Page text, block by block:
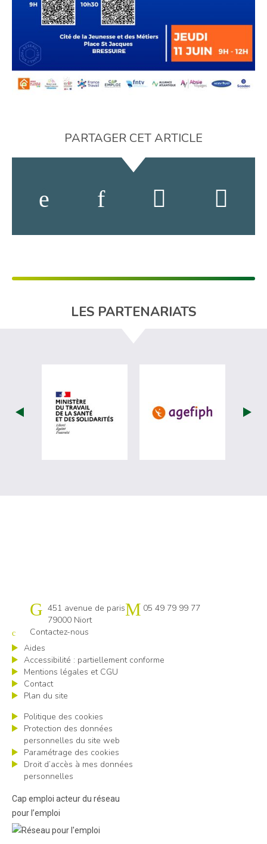
PARTAGER CET ARTICLE
LES PARTENARIATS
visiter les site de Ministère du travail
visiter les
Cap emploi 79
451 avenue de paris
79000 Niort
05 49 79 99 77
Contactez-nous
Aides
Accessibilité : partiellement conforme
Mentions légales et CGU
Contact
Plan du site
Politique des cookies
Protection des données
personnelles du site web
Paramétrage des cookies
Droit d’accès à mes données
personnelles
Cap emploi acteur du réseau
pour l’emploi